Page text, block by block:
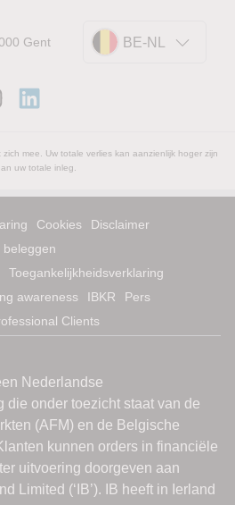
Gent BE-NL
mee. Uw totale verlies kan aanzienlijk hoger zijn
uw totale inleg.
Cookies
Disclaimer
beleggen
Toegankelijkheidsverklaring
awareness IBKR
Pers
Clients